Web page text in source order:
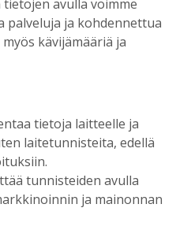
avulla voimme
palveluja ja kohdennettua
kävijämääriä ja
tietoja laitteelle ja
laitetunnisteita, edellä
tunnisteiden avulla
ja mainonnan